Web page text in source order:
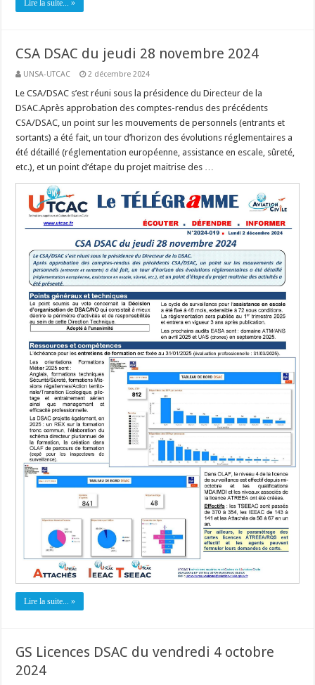
Lire la suite... »
CSA DSAC du jeudi 28 novembre 2024
UNSA-UTCAC 2 décembre 2024
Le CSA/DSAC s’est réuni sous la présidence du Directeur de la
DSAC.Après approbation des comptes-rendus des précédents
CSA/DSAC, un point sur les mouvements de personnels (entrants et
sortants) a été fait, un tour d’horizon des évolutions réglementaires a
été détaillé (réglementation européenne, assistance en escale, sûreté,
etc.), et un point d’étape du projet maitrise des …
Lire la suite... »
GS Licences DSAC du vendredi 4 octobre
2024